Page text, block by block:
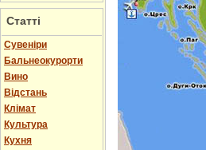
Статті
Cувеніри
Бальнеокурорти
Вино
Відстань
Клімат
Культура
Кухня